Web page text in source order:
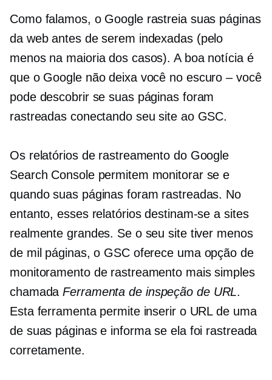
Como falamos, o Google rastreia suas páginas
da web antes de serem indexadas (pelo
menos na maioria dos casos). A boa notícia é
que o Google não deixa você no escuro – você
pode descobrir se suas páginas foram
rastreadas conectando seu site ao GSC.
Os relatórios de rastreamento do Google
Search Console permitem monitorar se e
quando suas páginas foram rastreadas. No
entanto, esses relatórios destinam-se a sites
realmente grandes. Se o seu site tiver menos
de mil páginas, o GSC oferece uma opção de
monitoramento de rastreamento mais simples
chamadaFerramenta de inspeção de URL.
Esta ferramenta permite inserir o URL de uma
de suas páginas e informa se ela foi rastreada
corretamente.